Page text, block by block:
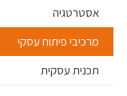
אסטרטגיה
מרכיבי פיתוח עסקי
תכנית עסקית